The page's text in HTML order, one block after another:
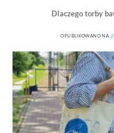
Dlaczego torby
OPUBLIKOWANO NA